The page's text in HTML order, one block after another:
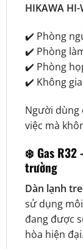
HIKAWA
✔️ Phòng
✔️ Phòng
✔️ Phòng
✔️ Không
Người dùng
việc mà
❄️ Gas R32
trường
Dàn lạnh
sử dụng
đang được
hòa hiện đại.